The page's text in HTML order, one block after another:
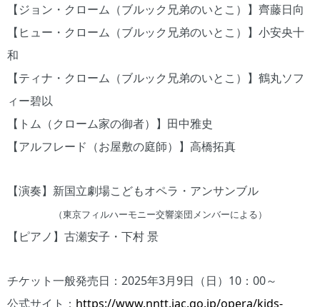
【ジョン・クローム（ブルック兄弟のいとこ）】齊藤日向
【ヒュー・クローム（ブルック兄弟のいとこ）】小安央十
和
【ティナ・クローム（ブルック兄弟のいとこ）】鶴丸ソフ
ィー碧以
【トム（クローム家の御者）】田中雅史
【アルフレード（お屋敷の庭師）】高橋拓真
【演奏】新国立劇場こどもオペラ・アンサンブル
（東京フィルハーモニー交響楽団メンバーによる）
【ピアノ】古瀬安子・下村 景
チケット一般発売日：2025年3月9日（日）10：00～
公式サイト： https://www.nntt.jac.go.jp/opera/kids-